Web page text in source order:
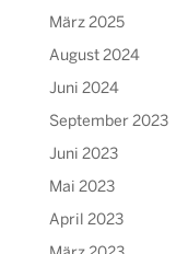
März 2025
August 2024
Juni 2024
September 2023
Juni 2023
Mai 2023
April 2023